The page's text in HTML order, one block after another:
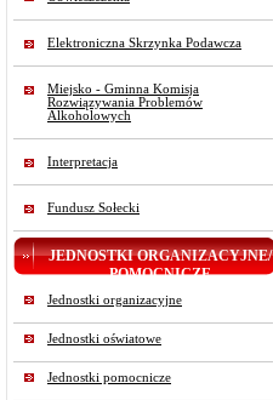
Elektroniczna Skrzynka Podawcza
Miejsko - Gminna Komisja
Rozwiązywania Problemów
Alkoholowych
Interpretacja
Fundusz Sołecki
JEDNOSTKI ORGANIZACYJNE/
POMOCNICZE
Jednostki organizacyjne
Jednostki oświatowe
Jednostki pomocnicze